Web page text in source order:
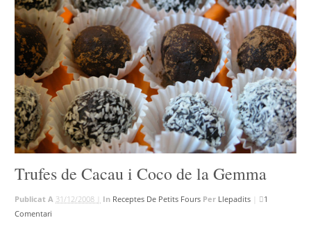
Trufes de Cacau i Coco de la Gemma
Publicat A 31/12/2008 | In Receptes De Petits Fours Per Llepadits
1
Comentari